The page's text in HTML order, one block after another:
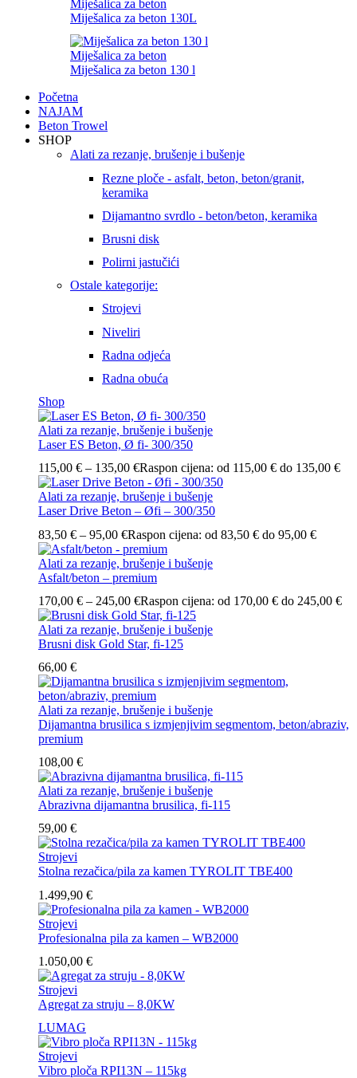
Miješalica za beton
Miješalica za beton 130L
Miješalica za beton
Miješalica za beton 130 l
Početna
NAJAM
Beton Trowel
SHOP
Alati za rezanje, brušenje i bušenje
Rezne ploče - asfalt, beton, beton/granit,
keramika
Dijamantno svrdlo - beton/beton, keramika
Brusni disk
Polirni jastučići
Ostale kategorije:
Strojevi
Niveliri
Radna odjeća
Radna obuća
Shop
Alati za rezanje, brušenje i bušenje
Laser ES Beton, Ø fi- 300/350
115,00 € – 135,00 €Raspon cijena: od 115,00 € do 135,00 €
Alati za rezanje, brušenje i bušenje
Laser Drive Beton – Øfi – 300/350
83,50 € – 95,00 €Raspon cijena: od 83,50 € do 95,00 €
Alati za rezanje, brušenje i bušenje
Asfalt/beton – premium
170,00 € – 245,00 €Raspon cijena: od 170,00 € do 245,00 €
Alati za rezanje, brušenje i bušenje
Brusni disk Gold Star, fi-125
66,00 €
Alati za rezanje, brušenje i bušenje
Dijamantna brusilica s izmjenjivim segmentom, beton/abraziv,
premium
108,00 €
Alati za rezanje, brušenje i bušenje
Abrazivna dijamantna brusilica, fi-115
59,00 €
Strojevi
Stolna rezačica/pila za kamen TYROLIT TBE400
1.499,90 €
Strojevi
Profesionalna pila za kamen – WB2000
1.050,00 €
Strojevi
Agregat za struju – 8,0KW
LUMAG
Strojevi
Vibro ploča RPI13N – 115kg